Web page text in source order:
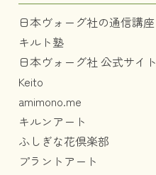
日本ヴォーグ社の通信講座
キルト塾
日本ヴォーグ社 公式サイト
Keito
amimono.me
キルンアート
ふしぎな花倶楽部
プラントアート